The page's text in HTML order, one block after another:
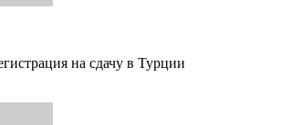
на сдачу в Турции